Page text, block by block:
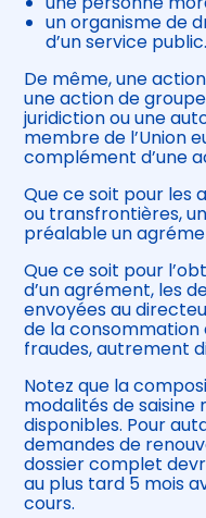
un organisme de
d’un service public.
De même, une
une action de
juridiction ou une
membre de l’Union
complément d’une
Que ce soit pour les
ou transfrontières,
préalable un
Que ce soit pour
d’un agrément, les
envoyées au
de la consommation
fraudes, autrement
Notez que la
modalités de saisine
disponibles. Pour
demandes de
dossier complet
au plus tard 5 mois
cours.